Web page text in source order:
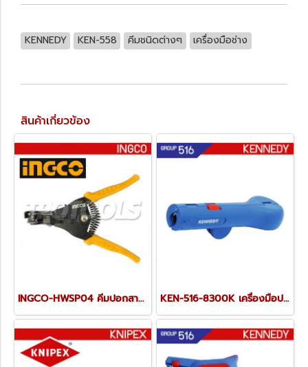
KENNEDY KEN-558 คีมชนิดต่างๆ เครื่องมือช่าง
สินค้าเกี่ยวข้อง
INGCO-HWSP04 คีมปอกสายไฟ 7 นิ้ว KEN-516-8300K เครื่องมือปอกสาย 0.5-6.0 SQMM.